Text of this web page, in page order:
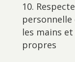
les mains
propres